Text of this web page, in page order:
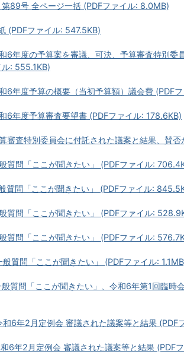
89号 全ページ一括 (PDFファイル: 8.0MB)
(PDFファイル: 547.5KB)
6年度の予算案を審議、可決、予算審査特別委
ル: 555.1KB)
6年度予算の概要（当初予算額）議会費 (PDF
6年度予算審査要望書 (PDFファイル: 178.6KB)
審査特別委員会に付託された議案と結果、賛
質問「ここが聞きたい」 (PDFファイル:
質問「ここが聞きたい」 (PDFファイル:
質問「ここが聞きたい」 (PDFファイル:
質問「ここが聞きたい」 (PDFファイル:
般質問「ここが聞きたい」 (PDFファイル:
般質問「ここが聞きたい」、令和6年第1回臨時
和6年2月定例会 審議された議案等と結果 (PDF
6年2月定例会 審議された議案等と結果 (PDF